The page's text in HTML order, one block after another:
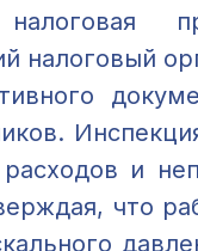
налоговый
и
что